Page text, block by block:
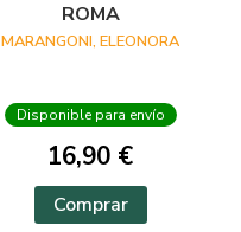
ROMA
MARANGONI, ELEONORA
Disponible para envío
16,90 €
Comprar